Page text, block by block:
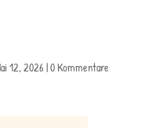
12, 2026 |0 Kommentare